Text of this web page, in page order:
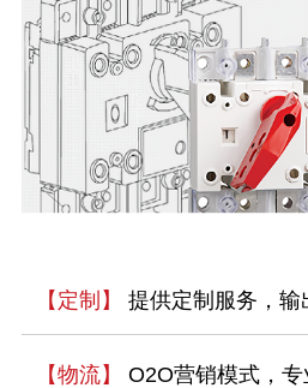
【定制】 提供定制服务，输
【物流】 O2O营销模式，